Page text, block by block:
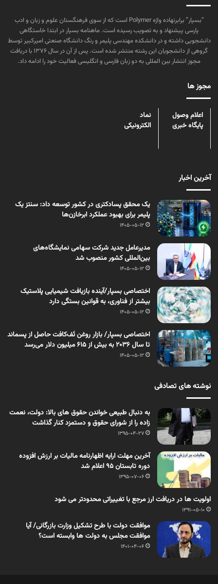
“بسپار” برابرنهاده واژه Polymer است که از سوی فرهنگستان علوم و زبان و ادب
پارسی پیشنهاد و به تصویب رسیده است. ماهنامه بسپار در ابتدا خاستگاهی
دانشجویی داشته و در دانشکده مهندسی پلیمر و رنگ دانشگاه صنعتی امیرکبیر توسط
گروهی از دانشجویان این رشته منتشر شده است. پس از آن در سال ۱۳۷۶ با دریافت
مجوز انتشار بین المللی به دو زبان فارسی و انگلیسی فعالیت خود را ادامه داد.
مجوز ها
اعلام وصول
پایگاه خبری
نماد
الکترونیکی
آخرین اخبار
یک محقق پسادکتری در کشور توسعه داد: سنتز یک
پلیمر برای بهبود عملکرد ابرخازن‌ها
1405-05-12
مدیرعامل جدید شرکت سهامی نمایشگاه‌های
بین‌المللی کشور منصوب شد
1405-05-12
اختصاصی بسپار/آینده بازیافت شیمیایی پلاستیک
بیشتر از فناوری، به قوانین بستگی دارد
1405-05-12
اختصاصی بسپار/ بازار روغن تَف‌کافت حاصل از پسماند
تا سال ۲۰۳۶ به بیش از ۶۱۵ میلیون دلار می‌رسد
1405-05-12
نوشته های تصادفی
به دنبال طبیعی خواندن حقوق های بالا: دولت، نعمت
زاده را از شورای حقوق و دستمزد کنار گذاشت
1395-04-27
آخرین مهلت ارایه اظهارنامه مالیات بر ارزش افزوده
دوره تابستان 95 اعلام شد
1395-07-06
اولویت ها در دریافت ارز مرجع با تغییراتی محدودتر می شود
1391-05-10
موافقت دولت با طرح تشکیل وزارت بازرگانی/ آیا
موافقت مجلس به دولت ها وابسته است؟
1401-04-06